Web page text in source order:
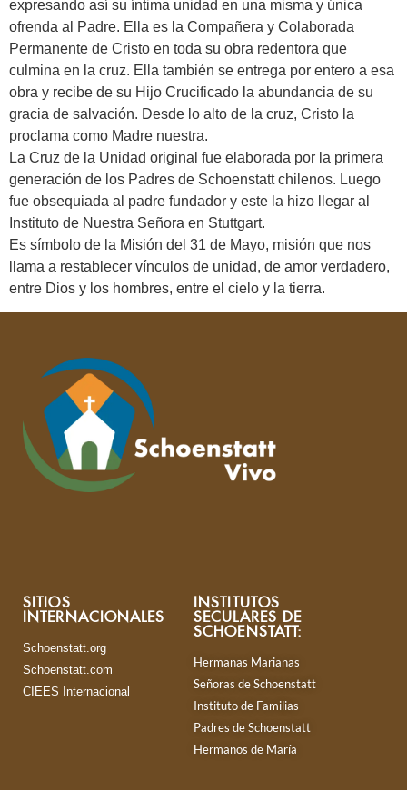
expresando así su íntima unidad en una misma y única
ofrenda al Padre. Ella es la Compañera y Colaborada
Permanente de Cristo en toda su obra redentora que
culmina en la cruz. Ella también se entrega por entero a esa
obra y recibe de su Hijo Crucificado la abundancia de su
gracia de salvación. Desde lo alto de la cruz, Cristo la
proclama como Madre nuestra.
La Cruz de la Unidad original fue elaborada por la primera
generación de los Padres de Schoenstatt chilenos. Luego
fue obsequiada al padre fundador y este la hizo llegar al
Instituto de Nuestra Señora en Stuttgart.
Es símbolo de la Misión del 31 de Mayo, misión que nos
llama a restablecer vínculos de unidad, de amor verdadero,
entre Dios y los hombres, entre el cielo y la tierra.
SITIOS
INTERNACIONALES
Schoenstatt.org
Schoenstatt.com
CIEES Internacional
INSTITUTOS
SECULARES DE
SCHOENSTATT:
Hermanas Marianas
Señoras de Schoenstatt
Instituto de Familias
Padres de Schoenstatt
Hermanos de María